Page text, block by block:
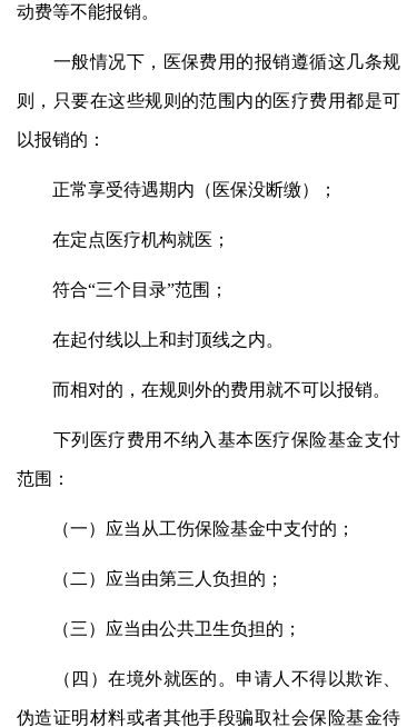
动费等不能报销。
一般情况下，医保费用的报销遵循这几条规
则，只要在这些规则的范围内的医疗费用都是可
以报销的：
正常享受待遇期内（医保没断缴）；
在定点医疗机构就医；
符合“三个目录”范围；
在起付线以上和封顶线之内。
而相对的，在规则外的费用就不可以报销。
下列医疗费用不纳入基本医疗保险基金支付
范围：
（一）应当从工伤保险基金中支付的；
（二）应当由第三人负担的；
（三）应当由公共卫生负担的；
（四）在境外就医的。申请人不得以欺诈、
伪造证明材料或者其他手段骗取社会保险基金待